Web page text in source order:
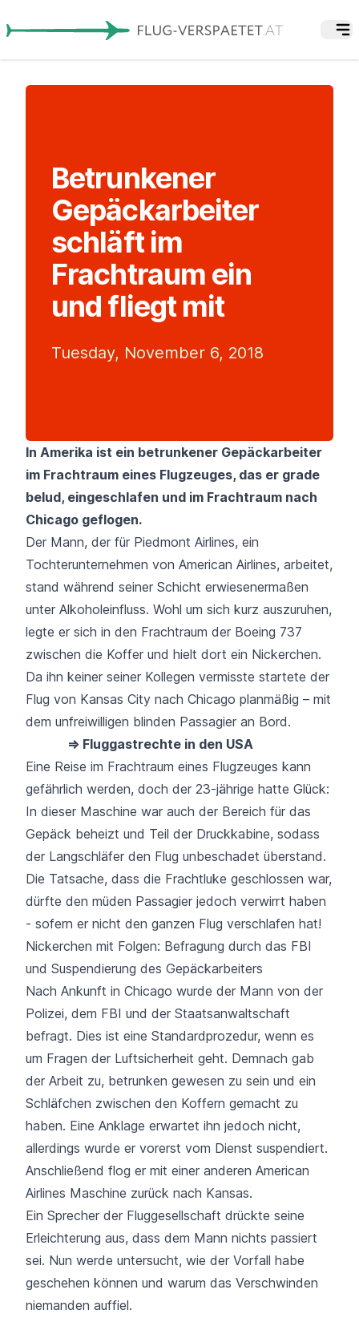
Betrunkener
Gepäckarbeiter
schläft im
Frachtraum ein
und fliegt mit
Tuesday, November 6, 2018
In Amerika ist ein betrunkener Gepäckarbeiter
im Frachtraum eines Flugzeuges, das er grade
belud, eingeschlafen und im Frachtraum nach
Chicago geflogen.
Der Mann, der für Piedmont Airlines, ein
Tochterunternehmen von American Airlines, arbeitet,
stand während seiner Schicht erwiesenermaßen
unter Alkoholeinfluss. Wohl um sich kurz auszuruhen,
legte er sich in den Frachtraum der Boeing 737
zwischen die Koffer und hielt dort ein Nickerchen.
Da ihn keiner seiner Kollegen vermisste startete der
Flug von Kansas City nach Chicago planmäßig – mit
dem unfreiwilligen blinden Passagier an Bord.
⇒ Fluggastrechte in den USA
Eine Reise im Frachtraum eines Flugzeuges kann
gefährlich werden, doch der 23-jährige hatte Glück:
In dieser Maschine war auch der Bereich für das
Gepäck beheizt und Teil der Druckkabine, sodass
der Langschläfer den Flug unbeschadet überstand.
Die Tatsache, dass die Frachtluke geschlossen war,
dürfte den müden Passagier jedoch verwirrt haben
- sofern er nicht den ganzen Flug verschlafen hat!
Nickerchen mit Folgen: Befragung durch das FBI
und Suspendierung des Gepäckarbeiters
Nach Ankunft in Chicago wurde der Mann von der
Polizei, dem FBI und der Staatsanwaltschaft
befragt. Dies ist eine Standardprozedur, wenn es
um Fragen der Luftsicherheit geht. Demnach gab
der Arbeit zu, betrunken gewesen zu sein und ein
Schläfchen zwischen den Koffern gemacht zu
haben. Eine Anklage erwartet ihn jedoch nicht,
allerdings wurde er vorerst vom Dienst suspendiert.
Anschließend flog er mit einer anderen American
Airlines Maschine zurück nach Kansas.
Ein Sprecher der Fluggesellschaft drückte seine
Erleichterung aus, dass dem Mann nichts passiert
sei. Nun werde untersucht, wie der Vorfall habe
geschehen können und warum das Verschwinden
niemanden auffiel.